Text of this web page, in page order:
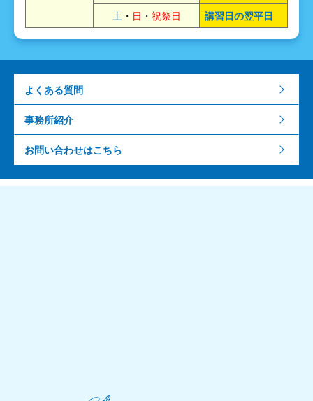
土・ 日 ・ 祝祭日 講習日の翌平日
よくある質問
事務所紹介
お問い合わせはこちら